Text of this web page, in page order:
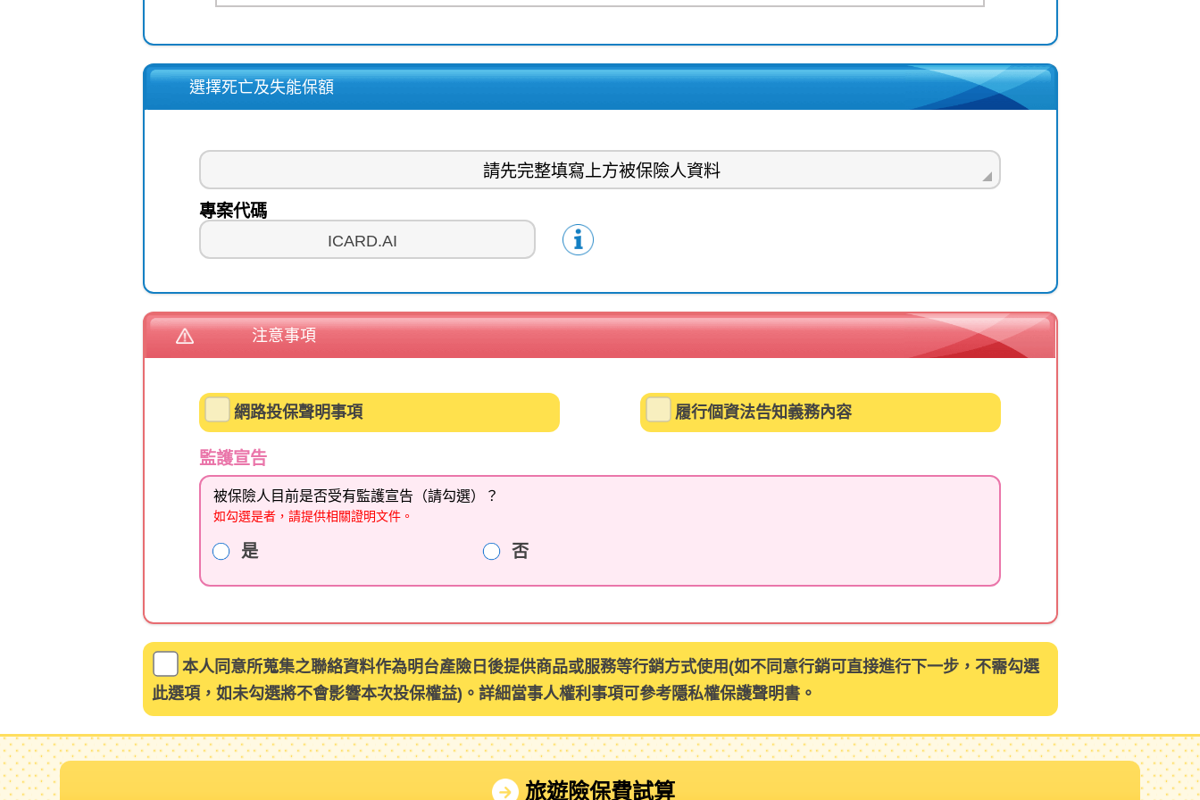
選擇死亡及失能保額
專案代碼
注意事項
網路投保聲明事項 履行個資法告知義務內容
監護宣告
被保險人目前是否受有監護宣告（請勾選）？
如勾選是者，請提供相關證明文件。
是 否
本人同意所蒐集之聯絡資料作為明台產險日後提供商品或服務等行銷方式使用(如不同意行銷可直接進行下一步，不需勾選
此選項，如未勾選將不會影響本次投保權益)。詳細當事人權利事項可參考隱私權保護聲明書。
旅遊險保費試算